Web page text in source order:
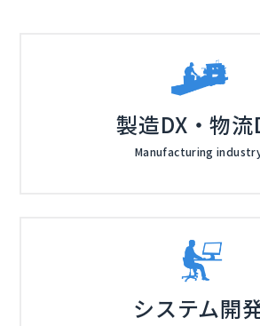
製造DX・物流
Manufacturing
システム開